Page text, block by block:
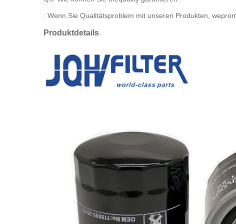
: Wenn Sie Qualitätsproblem mit unseren Produkten,
Produktdetails